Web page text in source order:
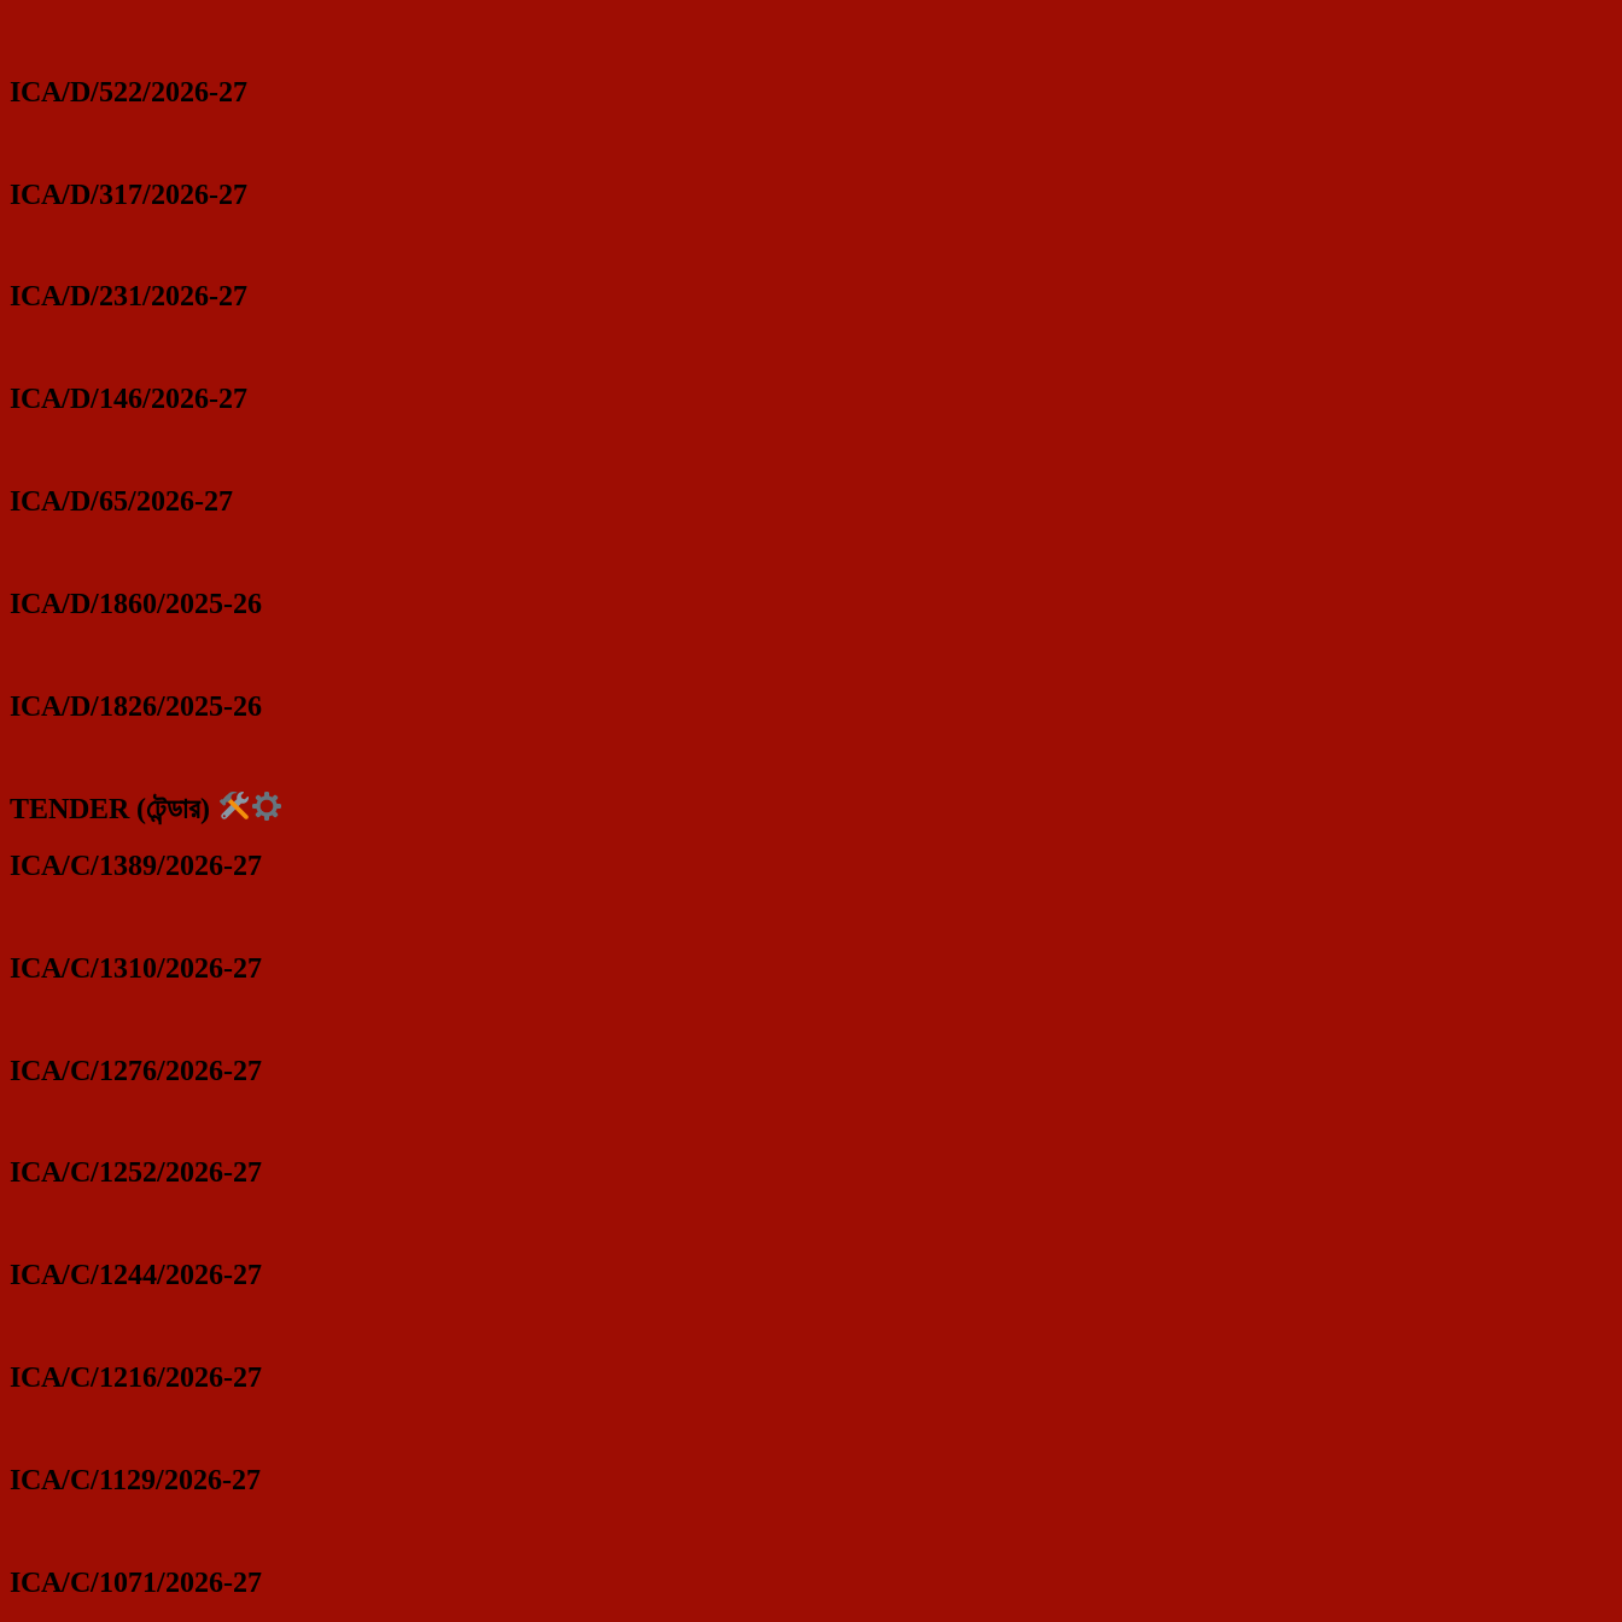
ICA/D/522/2026-27
ICA/D/317/2026-27
ICA/D/231/2026-27
ICA/D/146/2026-27
ICA/D/65/2026-27
ICA/D/1860/2025-26
ICA/D/1826/2025-26
TENDER (টেন্ডার)
ICA/C/1389/2026-27
ICA/C/1310/2026-27
ICA/C/1276/2026-27
ICA/C/1252/2026-27
ICA/C/1244/2026-27
ICA/C/1216/2026-27
ICA/C/1129/2026-27
ICA/C/1071/2026-27